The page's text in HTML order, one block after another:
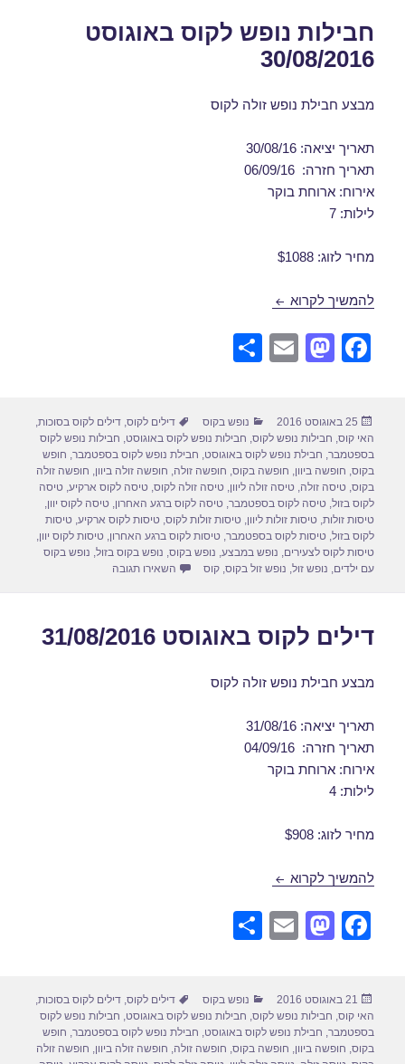
חבילות נופש לקוס באוגוסט
30/08/2016
מבצע חבילת נופש זולה לקוס
תאריך יציאה: 30/08/16
תאריך חזרה: 06/09/16
אירוח: ארוחת בוקר
לילות: 7
מחיר לזוג: $1088
להמשיך לקרוא חבילות נופש לקוס באוגוסט 30/08/2016
F
e
b
o
o
k
M
o
d
o
n
E
e
פורסם
בתאריך
25 באוגוסט 2016 קטגוריות
נופש בקוס תגיות
דילים לקוס ,דילים לקוס בסוכות
האי קוס חבילות נופש לקוס חבילות נופש לקוס באוגוסט חבילות נופש לקוס
בספטמבר חבילת נופש לקוס באוגוסט חבילת נופש לקוס בספטמבר חופש
בקוס חופשה ביוון חופשה בקוס חופשה זולה חופשה זולה ביוון חופשה זולה
בקוס ,טיסה זולה ,טיסה זולה ליוון ,טיסה זולה לקוס ,טיסה לקוס ארקיע ,טיסה
לקוס בזול ,טיסה לקוס בספטמבר ,טיסה לקוס ברגע האחרון ,טיסה לקוס יוון
טיסות זולות ,טיסות זולות ליוון ,טיסות זולות לקוס ,טיסות לקוס ארקיע ,טיסות
לקוס בזול ,טיסות לקוס בספטמבר ,טיסות לקוס ברגע האחרון ,טיסות לקוס יוון
טיסות לקוס לצעירים נופש במבצע נופש בקוס נופש בקוס בזול נופש בקוס
עם ילדים נופש זול נופש זול בקוס ,קוס השאירו תגובה
דילים לקוס באוגוסט 31/08/2016
מבצע חבילת נופש זולה לקוס
תאריך יציאה: 31/08/16
תאריך חזרה: 04/09/16
אירוח: ארוחת בוקר
לילות: 4
מחיר לזוג: $908
להמשיך לקרוא דילים לקוס באוגוסט 31/08/2016
F
e
b
M
o
d
E
e
פורסם
בתאריך
21 באוגוסט 2016 קטגוריות
נופש בקוס תגיות
דילים לקוס,דילים לקוס בסוכות,
האי קוס, חבילות נופש לקוס, חבילות נופש לקוס באוגוסט, חבילות נופש לקוס
בספטמבר, חבילת נופש לקוס באוגוסט, חבילת נופש לקוס בספטמבר, חופש
בקוס, חופשה ביוון, חופשה בקוס, חופשה זולה, חופשה זולה ביוון, חופשה זולה